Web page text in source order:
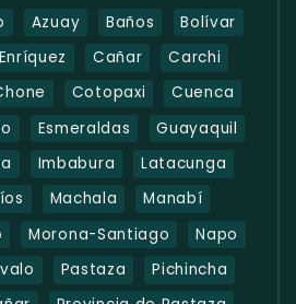
Azuay Baños
Bolívar
Cañar
Carchi
Cotopaxi
Cuenca
Esmeraldas
Guayaquil
Imbabura
Latacunga
Machala
Manabí
Morona-Santiago
Napo
Pastaza
Pichincha